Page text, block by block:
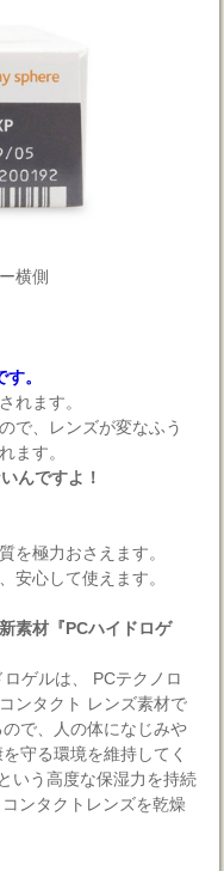
横側
。
れます。
で、レンズが変なふう
ます。
んですよ！
を極力おさえます。
安心して使えます。
素材『PCハイドロゲ
ゲルは、 PCテクノロ
ンタクト レンズ素材で
で、人の体になじみや
守る環境を維持してく
いう高度な保湿力を持続
ンタクトレンズを乾燥